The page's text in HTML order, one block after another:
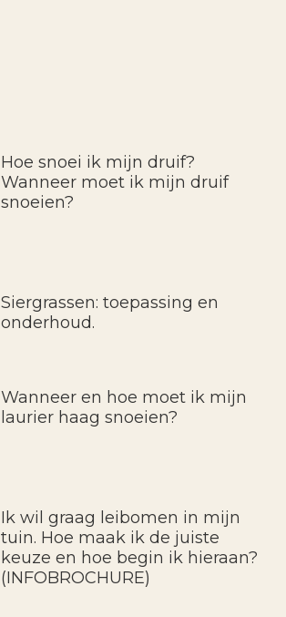
Hoe snoei ik mijn druif?
Wanneer moet ik mijn druif
snoeien?
Siergrassen: toepassing en
onderhoud.
Wanneer en hoe moet ik mijn
laurier haag snoeien?
Ik wil graag leibomen in mijn
tuin. Hoe maak ik de juiste
keuze en hoe begin ik hieraan?
(INFOBROCHURE)